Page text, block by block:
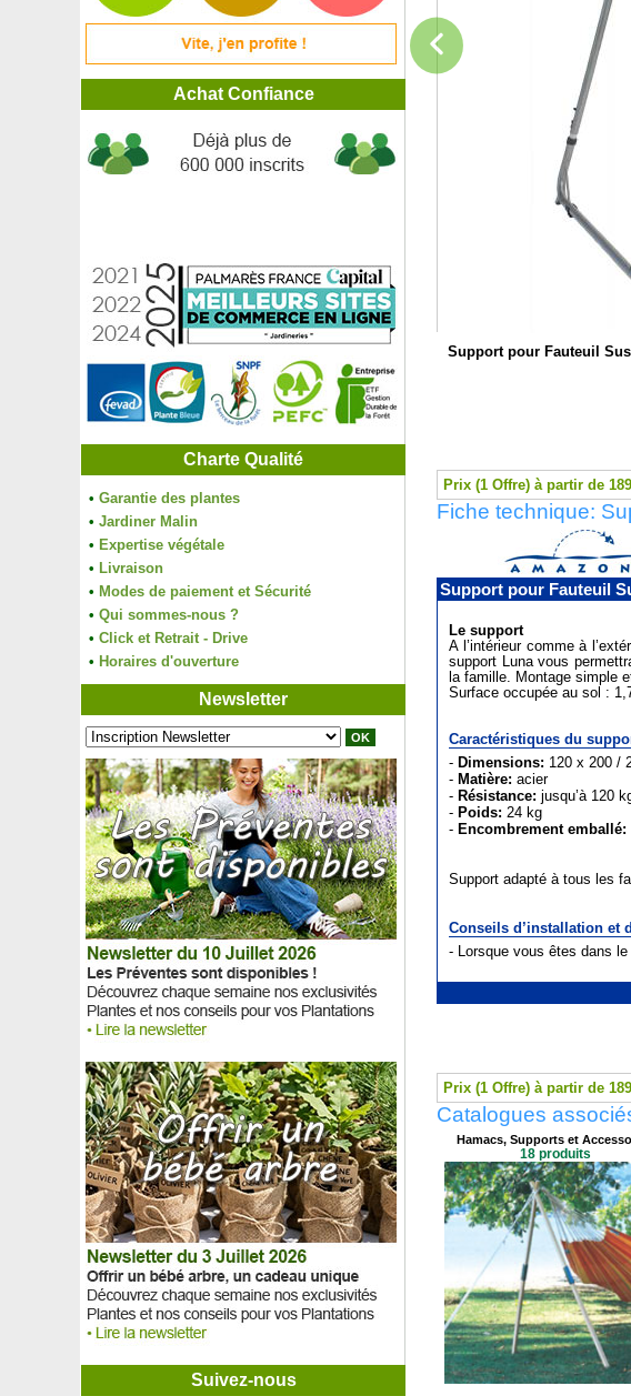
Achat Confiance
Charte Qualité
• Garantie des plantes
• Jardiner Malin
• Expertise végétale
• Livraison
• Modes de paiement et Sécurité
• Qui sommes-nous ?
• Click et Retrait - Drive
• Horaires d'ouverture
Newsletter
Suivez-nous
Support pour Fauteuil
Prix (1 Offre) à partir de
Fiche technique:
Support pour Fauteuil
Le support
A l’intérieur comme à
support Luna vous
la famille. Montage simple
Surface occupée au sol :
Caractéristiques du
- Dimensions: 120 x 200 /
- Matière: acier
- Résistance: jusqu’à 120
- Poids: 24 kg
- Encombrement emballé:
Support adapté à tous les
Conseils d’installation et
- Lorsque vous êtes dans
Prix (1 Offre) à partir de
Catalogues
Hamacs, Supports et
18 produits